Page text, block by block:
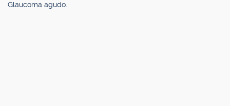
Glaucoma agudo.